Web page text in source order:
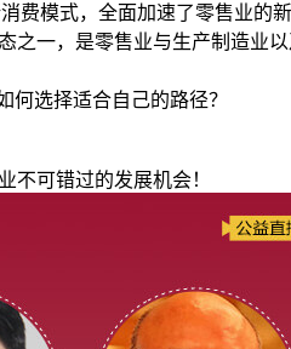
费模式，全面加速了零售业
一，是零售业与生产制造业
何选择适合自己的路径？
不可错过的发展机会！